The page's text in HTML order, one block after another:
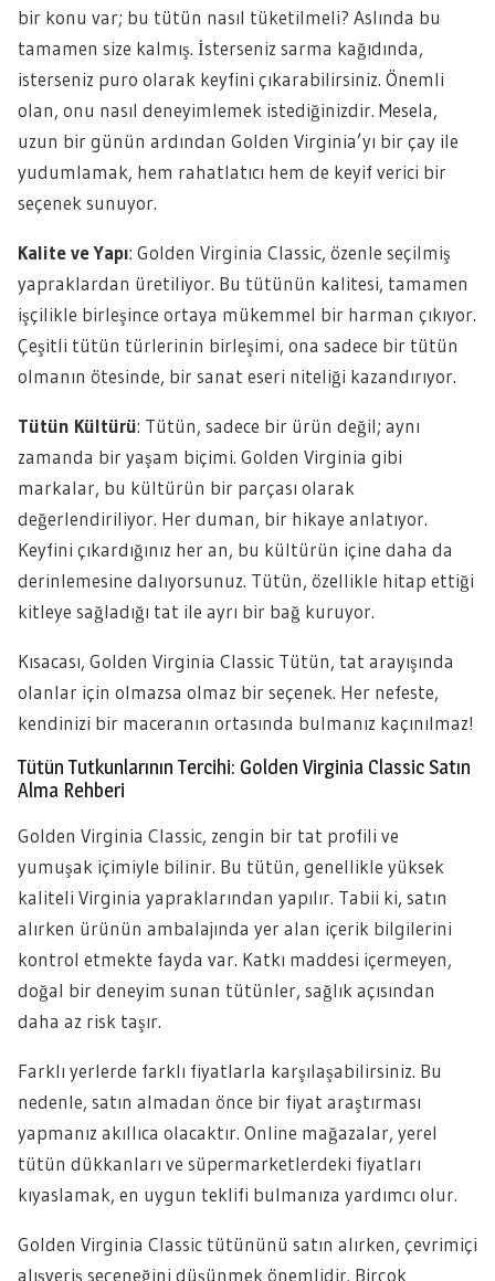
bir konu var; bu tütün nasıl tüketilmeli? Aslında bu
tamamen size kalmış. İsterseniz sarma kağıdında,
isterseniz puro olarak keyfini çıkarabilirsiniz. Önemli
olan, onu nasıl deneyimlemek istediğinizdir. Mesela,
uzun bir günün ardından Golden Virginia’yı bir çay ile
yudumlamak, hem rahatlatıcı hem de keyif verici bir
seçenek sunuyor.
Kalite ve Yapı: Golden Virginia Classic, özenle seçilmiş
yapraklardan üretiliyor. Bu tütünün kalitesi, tamamen
işçilikle birleşince ortaya mükemmel bir harman çıkıyor.
Çeşitli tütün türlerinin birleşimi, ona sadece bir tütün
olmanın ötesinde, bir sanat eseri niteliği kazandırıyor.
Tütün Kültürü: Tütün, sadece bir ürün değil; aynı
zamanda bir yaşam biçimi. Golden Virginia gibi
markalar, bu kültürün bir parçası olarak
değerlendiriliyor. Her duman, bir hikaye anlatıyor.
Keyfini çıkardığınız her an, bu kültürün içine daha da
derinlemesine dalıyorsunuz. Tütün, özellikle hitap ettiği
kitleye sağladığı tat ile ayrı bir bağ kuruyor.
Kısacası, Golden Virginia Classic Tütün, tat arayışında
olanlar için olmazsa olmaz bir seçenek. Her nefeste,
kendinizi bir maceranın ortasında bulmanız kaçınılmaz!
Tütün Tutkunlarının Tercihi: Golden Virginia Classic Satın
Alma Rehberi
Golden Virginia Classic, zengin bir tat profili ve
yumuşak içimiyle bilinir. Bu tütün, genellikle yüksek
kaliteli Virginia yapraklarından yapılır. Tabii ki, satın
alırken ürünün ambalajında yer alan içerik bilgilerini
kontrol etmekte fayda var. Katkı maddesi içermeyen,
doğal bir deneyim sunan tütünler, sağlık açısından
daha az risk taşır.
Farklı yerlerde farklı fiyatlarla karşılaşabilirsiniz. Bu
nedenle, satın almadan önce bir fiyat araştırması
yapmanız akıllıca olacaktır. Online mağazalar, yerel
tütün dükkanları ve süpermarketlerdeki fiyatları
kıyaslamak, en uygun teklifi bulmanıza yardımcı olur.
Golden Virginia Classic tütününü satın alırken, çevrimiçi
alışveriş seçeneğini düşünmek önemlidir. Birçok